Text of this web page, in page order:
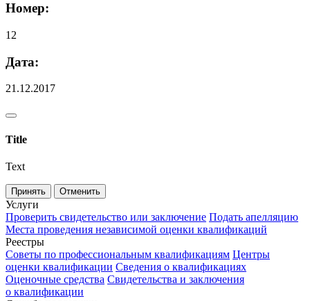
Номер:
12
Дата:
21.12.2017
Title
Text
Принять Отменить
Услуги
Проверить свидетельство или заключение Подать апелляцию
Места проведения независимой оценки квалификаций
Реестры
Советы по профессиональным квалификациям Центры
оценки квалификации Сведения о квалификациях
Оценочные средства Свидетельства и заключения
о квалификации